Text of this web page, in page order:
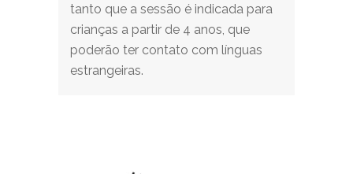
tanto que a sessão é indicada para
crianças a partir de 4 anos, que
poderão ter contato com línguas
estrangeiras.